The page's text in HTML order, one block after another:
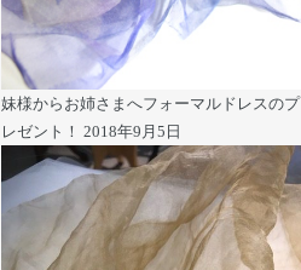
妹様からお姉さまへフォーマルドレスのプ
レゼント！ 2018年9月5日